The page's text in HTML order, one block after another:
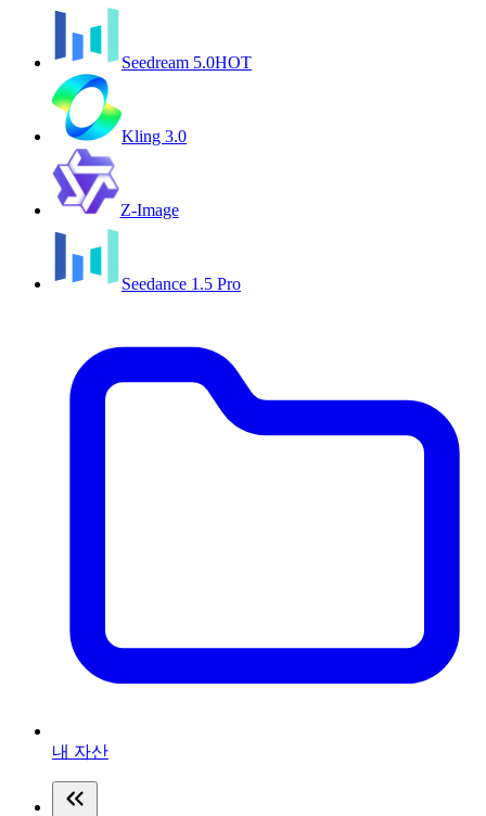
Seedream 5.0HOT
Kling 3.0
Z-Image
Seedance 1.5 Pro
내 자산